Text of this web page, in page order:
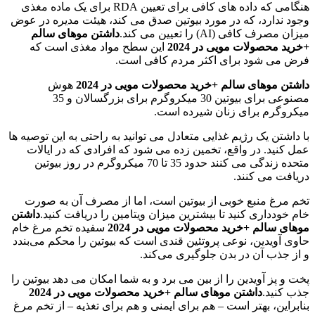
هنگامی که داده های کافی برای تعیین RDA برای یک ماده مغذی
وجود ندارد، که در مورد بیوتین صدق می کند، هیئت مدیره در عوض
میزان مصرف کافی (AI) را تعیین می کند.
داشتن موهای سالم
+خرید محصولات مویی در 2024
این سطح مواد مغذی است که
فرض می شود برای اکثر مردم کافی است.
داشتن موهای سالم +خرید محصولات مویی در 2024
هوش
مصنوعی برای بیوتین 30 میکروگرم برای بزرگسالان و 35
میکروگرم برای زنان شیرده است.
با داشتن یک رژیم غذایی متعادل می توانید به راحتی به این توصیه ها
عمل کنید. در واقع، تخمین زده می شود که افرادی که در ایالات
متحده زندگی می کنند حدود 35 تا 70 میکروگرم در روز بیوتین
دریافت می کنند.
تخم مرغ منبع خوبی از بیوتین است، اما از مصرف آن به صورت
خام خودداری کنید تا بیشترین میزان ویتامین را دریافت کنید.داشتن
موهای سالم +خرید محصولات مویی در 2024
سفیده تخم مرغ خام
حاوی آویدین، نوعی پروتئین قندی است که بیوتین را محکم می‌بندد
و از جذب آن در بدن جلوگیری می‌کند.
پخت و پز آویدین را از بین می برد و به شما امکان می دهد بیوتین را
جذب کنید.داشتن موهای سالم +خرید محصولات مویی در 2024
بنابراین، بهتر است – هم برای ایمنی و هم برای تغذیه – از تخم مرغ